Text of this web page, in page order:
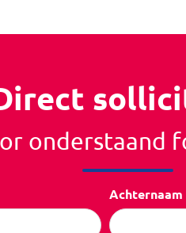
onderstaand
Achternaam